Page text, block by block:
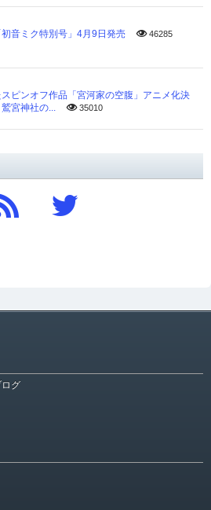
初音ミク特別号」4月9日発売 46285
ピンオフ作品「宮河家の空腹」アニメ化決
宮神社の...
35010
グ